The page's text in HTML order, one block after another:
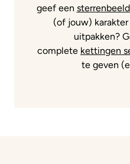
geef een
(of jouw)
uitpakken?
complete kettingen
te geven